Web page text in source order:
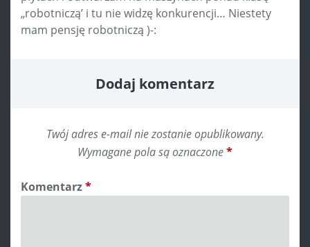
„robotniczą’ i tu nie widzę konkurencji… Niestety
mam pensję robotniczą )-:
Dodaj komentarz
Twój adres e-mail nie zostanie opublikowany.
Wymagane pola są oznaczone*
Komentarz*